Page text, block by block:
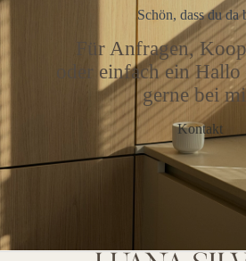
Schön, dass du da
Für Anfragen,
oder einfach ein
gerne bei
Kontakt